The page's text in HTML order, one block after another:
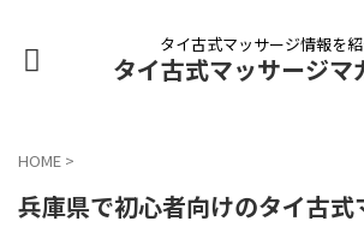
タイ古式マッサージ情報を
タイ古式マッサージマ
HOME >
兵庫県で初心者向けのタイ古